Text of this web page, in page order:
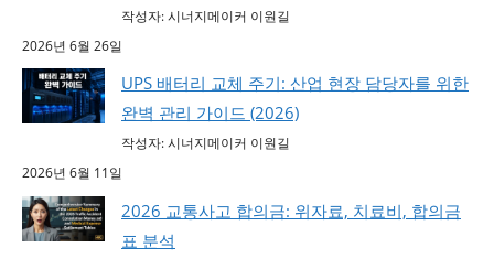
작성자: 시너지메이커 이원길
2026년 6월 26일
UPS 배터리 교체 주기: 산업 현장 담당자를 위한
완벽 관리 가이드 (2026)
작성자: 시너지메이커 이원길
2026년 6월 11일
2026 교통사고 합의금: 위자료, 치료비, 합의금
표 분석